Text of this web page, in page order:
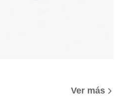
Ver más